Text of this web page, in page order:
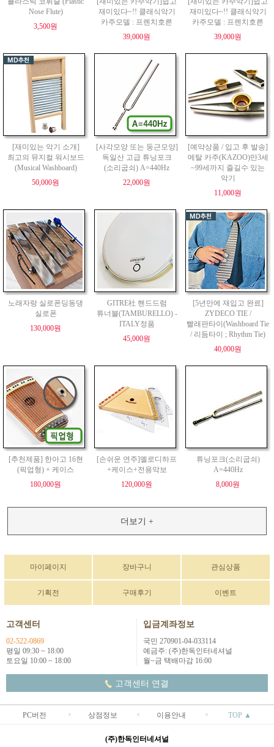
Nose Flute)
3,500원
재미있다~!! 클래식악기
카주모델 : 프렌치호른
39,000원
재미있다~!! 클래식악기
카주모델 : 프렌치호른
39,000원
[재미있는 악기 소개]
최고의 뮤지컬 워시보드
(Musical Washboard)
50,000원
[사각모양 또는 둥근모양]
독일산 고급 튜닝포크
(소리굽쇠) A=440Hz
22,000원
[예약상품 / 입고 후 발송]
메탈 카주(KAZOO)만3세
~99세까지 즐길수 있는
악기
11,000원
노래자랑 실로폰딩동댕
실로폰
130,000원
GITRE社 핸드드럼
튜너블(TAMBURELLO) -
ITALY정품
45,000원
[5년만에 재입고 완료]
ZYDECO TIE /
빨래판타이(Washboard Tie
/ 리듬타이 ; Rhythm Tie)
40,000원
[추천제품] 한아고 16현
(픽업형) + 케이스
180,000원
[손쉬운 연주]멜로디하프
+케이스+전용악보
120,000원
튜닝포크(소리굽쇠)
A=440Hz
8,000원
더보기 +
마이페이지 장바구니 관심상품
기획전 구매후기 이벤트
고객센터
02-522-0869
평일 09:30 ~ 18:00
토요일 10:00 ~ 18:00
입금계좌정보
국민 270901-04-033114
예금주: (주)한독인터네셔널
월~금 택배마감 16:00
고객센터 연결
PC버전 상점정보 이용안내 TOP ▲
(주)한독인터네셔널